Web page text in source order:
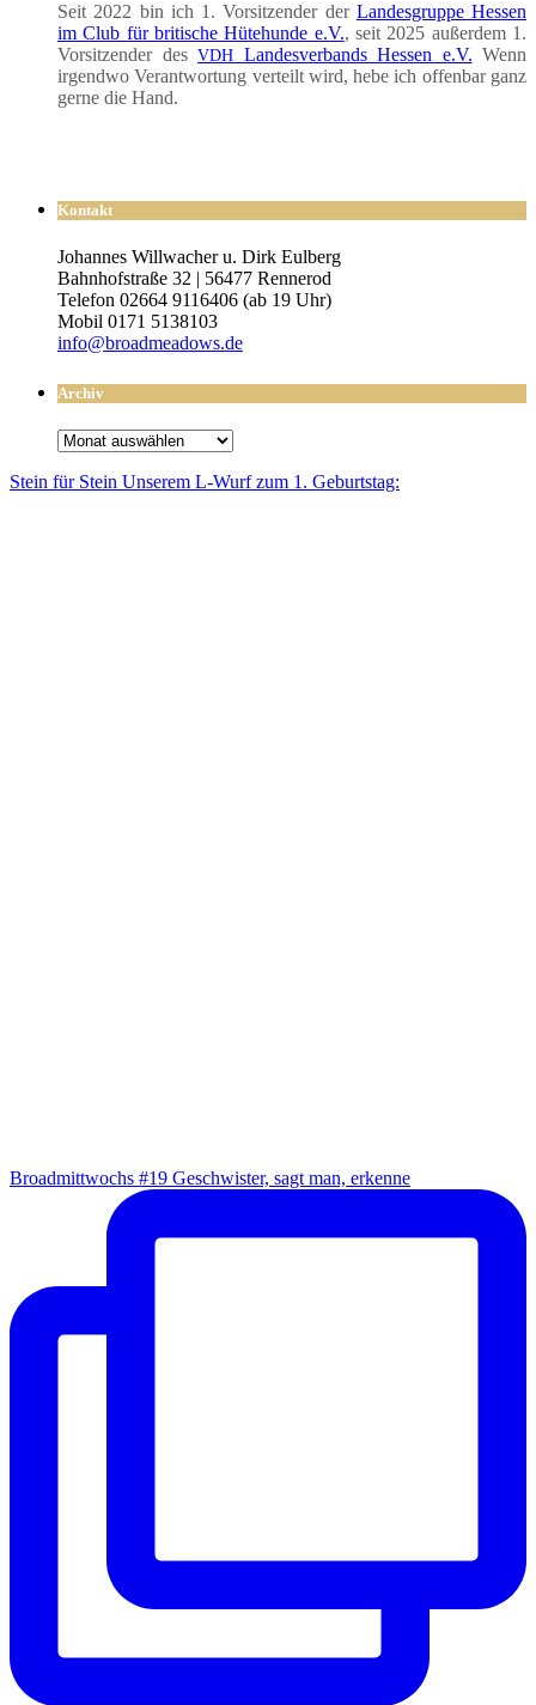
Seit 2022 bin ich 1. Vor­sit­zen­der der Lan­des­grup­pe Hes­sen
im Club für bri­ti­sche Hüte­hun­de e.V., seit 2025 außer­dem 1.
Vor­sit­zen­der des VDH Lan­des­ver­bands Hes­sen e.V. Wenn
irgend­wo Ver­ant­wor­tung ver­teilt wird, hebe ich offen­bar ganz
ger­ne die Hand.
Kontakt
Johannes Willwacher u. Dirk Eulberg
Bahnhofstraße 32 | 56477 Rennerod
Telefon 02664 9116406 (ab 19 Uhr)
Mobil 0171 5138103
info@broadmeadows.de
Archiv
Archiv
Stein für Stein Unse­rem L-Wurf zum 1. Geburtstag:
Broad­mitt­wochs #19 Geschwis­ter, sagt man, erkenne